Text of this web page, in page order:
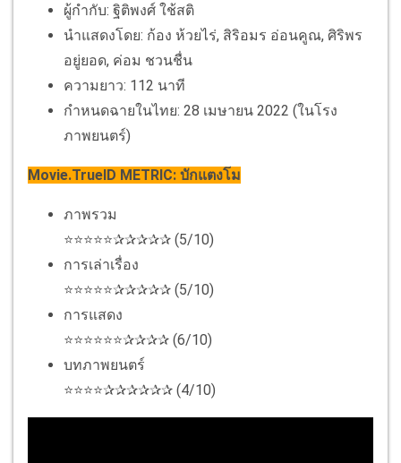
ผู้กำกับ: ฐิติพงศ์ ใช้สติ
นำแสดงโดย: ก้อง ห้วยไร่, สิริอมร อ่อนคูณ, ศิริพร
อยู่ยอด, ค่อม ชวนชื่น
ความยาว: 112 นาที
กำหนดฉายในไทย: 28 เมษายน 2022 (ในโรง
ภาพยนตร์)
Movie.TrueID METRIC: บักแตงโม
ภาพรวม
⭐⭐⭐⭐⭐✰✰✰✰✰ (5/10)
การเล่าเรื่อง
⭐⭐⭐⭐⭐✰✰✰✰✰ (5/10)
การแสดง
⭐⭐⭐⭐⭐⭐✰✰✰✰ (6/10)
บทภาพยนตร์
⭐⭐⭐⭐✰✰✰✰✰✰ (4/10)